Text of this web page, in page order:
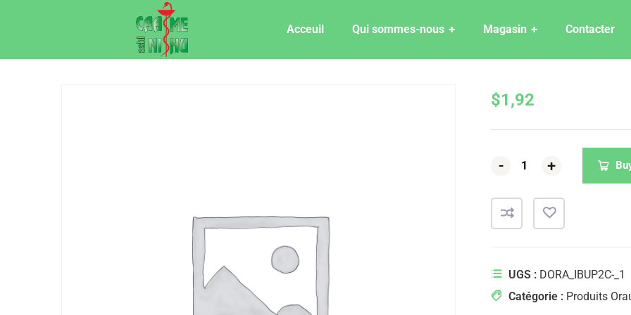
Acceuil Qui sommes-nous Magasin Contacter
$1,92
- +
- +
- +
UGS : DORA_IBUP2C-_1
Catégorie : Produits